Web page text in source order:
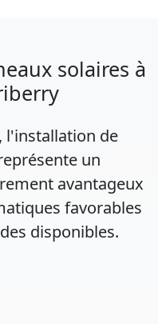
solaires à
l'installation de
un
avantageux
favorables
disponibles.